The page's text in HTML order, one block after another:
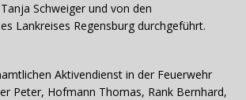
Schweiger und von den
Lankreises Regensburg durchgeführt.
Aktivendienst in der Feuerwehr
Peter, Hofmann Thomas, Rank Bernhard,